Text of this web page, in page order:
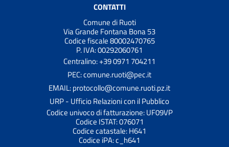
CONTATTI
Comune di Ruoti
Via Grande Fontana Bona 53
Codice fiscale 80002470765
P. IVA: 00292060761
Centralino: +39 0971 704211
PEC: comune.ruoti@pec.it
EMAIL: protocollo@comune.ruoti.pz.it
URP - Ufficio Relazioni con il Pubblico
Codice univoco di fatturazione: UF09VP
Codice ISTAT: 076071
Codice catastale: H641
Codice iPA: c_h641